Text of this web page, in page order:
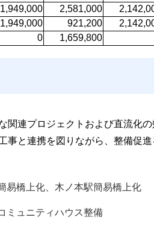
1,949,000 2,581,000
1,949,000 921,200
0 1,659,800
関連プロジェクトおよび直流化
事と連携を図りながら、整備促進
易橋上化、木ノ本駅簡易橋上化
ミュニティハウス整備